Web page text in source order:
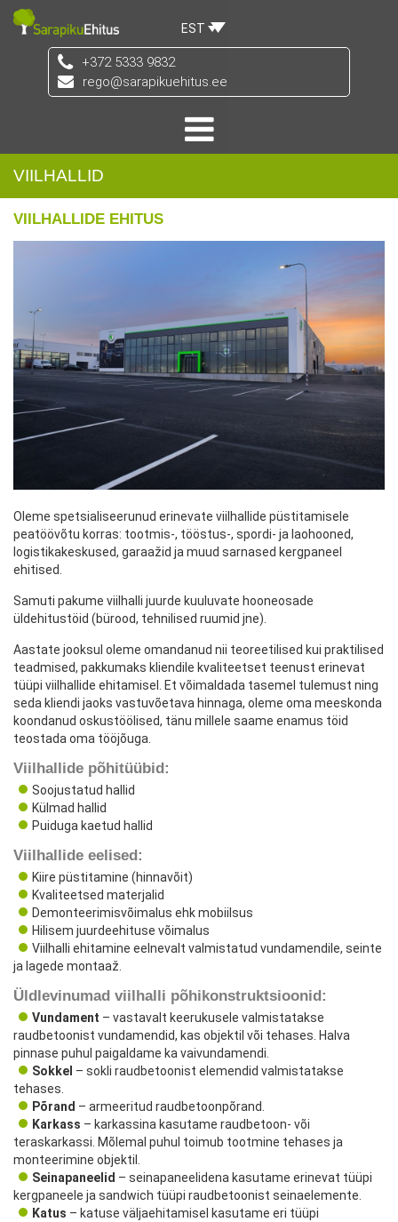
EST
+372 5333 9832
rego@sarapikuehitus.ee
VIILHALLID
VIILHALLIDE EHITUS
Oleme spetsialiseerunud erinevate viilhallide püstitamisele
peatöövõtu korras: tootmis-, tööstus-, spordi- ja laohooned,
logistikakeskused, garaažid ja muud sarnased kergpaneel
ehitised.
Samuti pakume viilhalli juurde kuuluvate hooneosade
üldehitustöid (bürood, tehnilised ruumid jne).
Aastate jooksul oleme omandanud nii teoreetilised kui praktilised
teadmised, pakkumaks kliendile kvaliteetset teenust erinevat
tüüpi viilhallide ehitamisel. Et võimaldada tasemel tulemust ning
seda kliendi jaoks vastuvõetava hinnaga, oleme oma meeskonda
koondanud oskustöölised, tänu millele saame enamus töid
teostada oma tööjõuga.
Viilhallide põhitüübid:
Soojustatud hallid
Külmad hallid
Puiduga kaetud hallid
Viilhallide eelised:
Kiire püstitamine (hinnavõit)
Kvaliteetsed materjalid
Demonteerimisvõimalus ehk mobiilsus
Hilisem juurdeehituse võimalus
Viilhalli ehitamine eelnevalt valmistatud vundamendile, seinte
ja lagede montaaž.
Üldlevinumad viilhalli põhikonstruktsioonid:
Vundament – vastavalt keerukusele valmistatakse
raudbetoonist vundamendid, kas objektil või tehases. Halva
pinnase puhul paigaldame ka vaivundamendi.
Sokkel – sokli raudbetoonist elemendid valmistatakse
tehases.
Põrand – armeeritud raudbetoonpõrand.
Karkass – karkassina kasutame raudbetoon- või
teraskarkassi. Mõlemal puhul toimub tootmine tehases ja
monteerimine objektil.
Seinapaneelid – seinapaneelidena kasutame erinevat tüüpi
kergpaneele ja sandwich tüüpi raudbetoonist seinaelemente.
Katus – katuse väljaehitamisel kasutame eri tüüpi